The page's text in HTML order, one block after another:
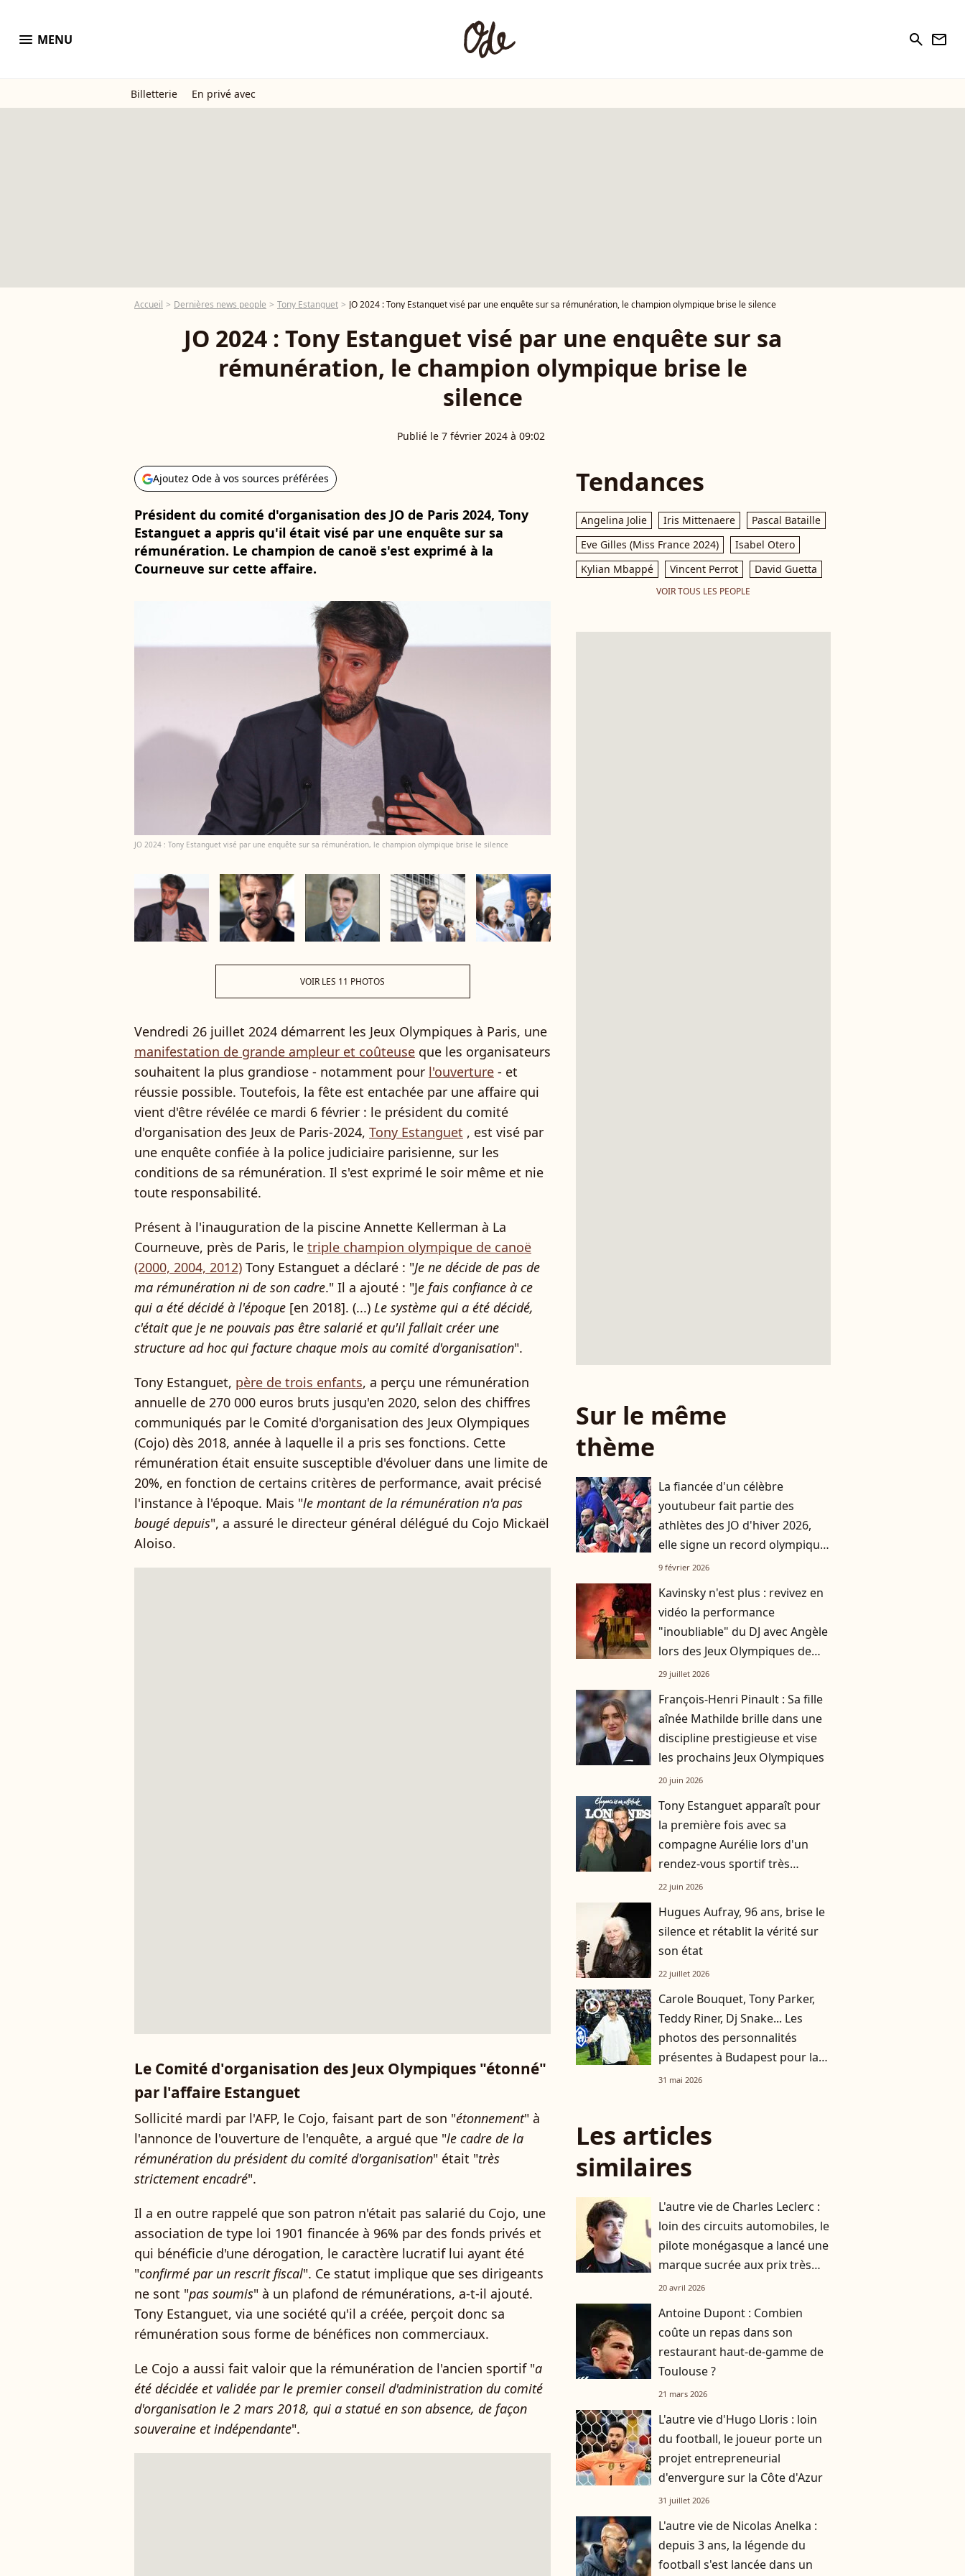
menu MENU search newsletter
Billetterie En privé avec
Accueil Dernières news people Tony Estanguet JO 2024 : Tony Estanguet visé par une enquête sur sa rémunération, le champion olympique brise le silence
JO 2024 : Tony Estanguet visé par une enquête sur sa
rémunération, le champion olympique brise le
silence
Publié le 7 février 2024 à 09:02
Ajoutez Ode à vos sources préférées
Président du comité d'organisation des JO de Paris 2024, Tony
Estanguet a appris qu'il était visé par une enquête sur sa
rémunération. Le champion de canoë s'est exprimé à la
Courneuve sur cette affaire.
JO 2024 : Tony Estanguet visé par une enquête sur sa rémunération, le champion olympique brise le silence
VOIR LES 11 PHOTOS
Vendredi 26 juillet 2024 démarrent les Jeux Olympiques à Paris, une
manifestation de grande ampleur et coûteuse que les organisateurs
souhaitent la plus grandiose - notamment pour l'ouverture - et
réussie possible. Toutefois, la fête est entachée par une affaire qui
vient d'être révélée ce mardi 6 février : le président du comité
d'organisation des Jeux de Paris-2024, Tony Estanguet , est visé par
une enquête confiée à la police judiciaire parisienne, sur les
conditions de sa rémunération. Il s'est exprimé le soir même et nie
toute responsabilité.
Présent à l'inauguration de la piscine Annette Kellerman à La
Courneuve, près de Paris, le triple champion olympique de canoë
(2000, 2004, 2012) Tony Estanguet a déclaré : "Je ne décide de pas de
ma rémunération ni de son cadre." Il a ajouté : "Je fais confiance à ce
qui a été décidé à l'époque [en 2018]. (...) Le système qui a été décidé,
c'était que je ne pouvais pas être salarié et qu'il fallait créer une
structure ad hoc qui facture chaque mois au comité d'organisation".
Tony Estanguet, père de trois enfants, a perçu une rémunération
annuelle de 270 000 euros bruts jusqu'en 2020, selon des chiffres
communiqués par le Comité d'organisation des Jeux Olympiques
(Cojo) dès 2018, année à laquelle il a pris ses fonctions. Cette
rémunération était ensuite susceptible d'évoluer dans une limite de
20%, en fonction de certains critères de performance, avait précisé
l'instance à l'époque. Mais "le montant de la rémunération n'a pas
bougé depuis", a assuré le directeur général délégué du Cojo Mickaël
Aloiso.
Le Comité d'organisation des Jeux Olympiques "étonné"
par l'affaire Estanguet
Sollicité mardi par l'AFP, le Cojo, faisant part de son "étonnement" à
l'annonce de l'ouverture de l'enquête, a argué que "le cadre de la
rémunération du président du comité d'organisation" était "très
strictement encadré".
Il a en outre rappelé que son patron n'était pas salarié du Cojo, une
association de type loi 1901 financée à 96% par des fonds privés et
qui bénéficie d'une dérogation, le caractère lucratif lui ayant été
"confirmé par un rescrit fiscal". Ce statut implique que ses dirigeants
ne sont "pas soumis" à un plafond de rémunérations, a-t-il ajouté.
Tony Estanguet, via une société qu'il a créée, perçoit donc sa
rémunération sous forme de bénéfices non commerciaux.
Le Cojo a aussi fait valoir que la rémunération de l'ancien sportif "a
été décidée et validée par le premier conseil d'administration du comité
d'organisation le 2 mars 2018, qui a statué en son absence, de façon
souveraine et indépendante".
Tendances
Angelina Jolie Iris Mittenaere
Pascal Bataille
Eve Gilles (Miss France 2024)
Isabel Otero
Kylian Mbappé
Vincent Perrot David Guetta
VOIR TOUS LES PEOPLE
Sur le même
thème
La fiancée d'un célèbre
youtubeur fait partie des
athlètes des JO d'hiver 2026,
elle signe un record olympique
sous ses yeux
9 février 2026
Kavinsky n'est plus : revivez en
vidéo la performance
"inoubliable" du DJ avec Angèle
lors des Jeux Olympiques de
Paris 2024
29 juillet 2026
François-Henri Pinault : Sa fille
aînée Mathilde brille dans une
discipline prestigieuse et vise
les prochains Jeux Olympiques
20 juin 2026
Tony Estanguet apparaît pour
la première fois avec sa
compagne Aurélie lors d'un
rendez-vous sportif très
attendu
22 juin 2026
Hugues Aufray, 96 ans, brise le
silence et rétablit la vérité sur
son état
22 juillet 2026
player2
Carole Bouquet, Tony Parker,
Teddy Riner, Dj Snake... Les
photos des personnalités
présentes à Budapest pour la
finale de la Ligue des
31 mai 2026
Les articles
similaires
L'autre vie de Charles Leclerc :
loin des circuits automobiles, le
pilote monégasque a lancé une
marque sucrée aux prix très
intéressants
20 avril 2026
Antoine Dupont : Combien
coûte un repas dans son
restaurant haut-de-gamme de
Toulouse ?
21 mars 2026
L'autre vie d'Hugo Lloris : loin
du football, le joueur porte un
projet entrepreneurial
d'envergure sur la Côte d'Azur
31 juillet 2026
L'autre vie de Nicolas Anelka :
depuis 3 ans, la légende du
football s'est lancée dans un